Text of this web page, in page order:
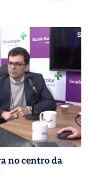
no centro da